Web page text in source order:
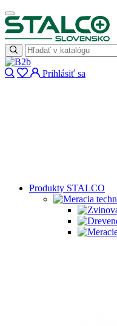
Prihlásiť sa
Produkty STALCO